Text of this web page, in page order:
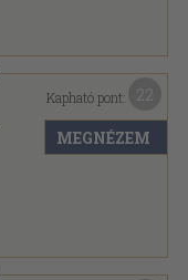
Kapható pont:
MEGNÉZEM